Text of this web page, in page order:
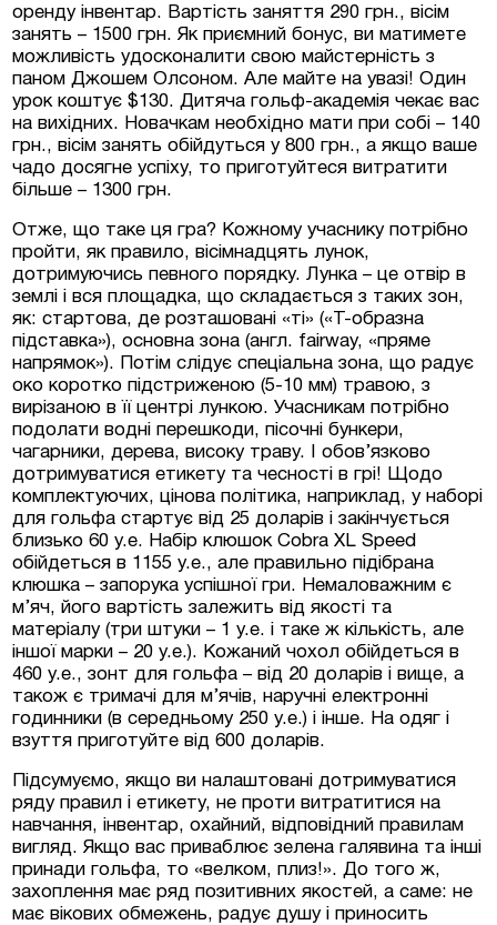
оренду інвентар. Вартість заняття 290 грн., вісім
занять – 1500 грн. Як приємний бонус, ви матимете
можливість удосконалити свою майстерність з
паном Джошем Олсоном. Але майте на увазі! Один
урок коштує $130. Дитяча гольф-академія чекає вас
на вихідних. Новачкам необхідно мати при собі – 140
грн., вісім занять обійдуться у 800 грн., а якщо ваше
чадо досягне успіху, то приготуйтеся витратити
більше – 1300 грн.
Отже, що таке ця гра? Кожному учаснику потрібно
пройти, як правило, вісімнадцять лунок,
дотримуючись певного порядку. Лунка – це отвір в
землі і вся площадка, що складається з таких зон,
як: стартова, де розташовані «ті» («Т-образна
підставка»), основна зона (англ. fairway, «пряме
напрямок»). Потім слідує спеціальна зона, що радує
око коротко підстриженою (5-10 мм) травою, з
вирізаною в її центрі лункою. Учасникам потрібно
подолати водні перешкоди, пісочні бункери,
чагарники, дерева, високу траву. І обов’язково
дотримуватися етикету та чесності в грі! Щодо
комплектуючих, цінова політика, наприклад, у наборі
для гольфа стартує від 25 доларів і закінчується
близько 60 у.е. Набір клюшок Cobra XL Speed
обійдеться в 1155 у.е., але правильно підібрана
клюшка – запорука успішної гри. Немаловажним є
м’яч, його вартість залежить від якості та
матеріалу (три штуки – 1 у.е. і таке ж кількість, але
іншої марки – 20 у.е.). Кожаний чохол обійдеться в
460 у.е., зонт для гольфа – від 20 доларів і вище, а
також є тримачі для м’ячів, наручні електронні
годинники (в середньому 250 у.е.) і інше. На одяг і
взуття приготуйте від 600 доларів.
Підсумуємо, якщо ви налаштовані дотримуватися
ряду правил і етикету, не проти витратитися на
навчання, інвентар, охайний, відповідний правилам
вигляд. Якщо вас приваблює зелена галявина та інші
принади гольфа, то «велком, плиз!». До того ж,
захоплення має ряд позитивних якостей, а саме: не
має вікових обмежень, радує душу і приносить